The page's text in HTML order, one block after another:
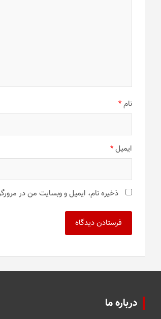
نام*
ایمیل*
ذخیره نام، ایمیل و وبسایت من در
درباره ما